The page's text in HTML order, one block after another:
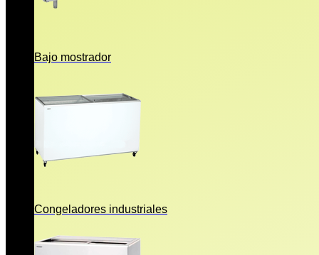
Bajo mostrador
Congeladores industriales